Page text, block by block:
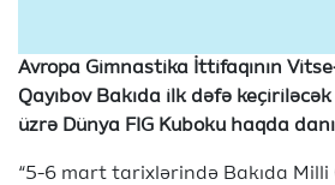
Avropa Gimnastika İttifaqının
QayıbovBakıda ilk dəfə
üzrə Dünya FIG Kuboku haqda
“5-6 mart tarixlərində Bakıda Milli